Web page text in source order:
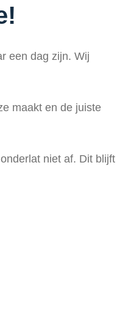
een dag zijn. Wij
maakt en de juiste
niet af. Dit blijft